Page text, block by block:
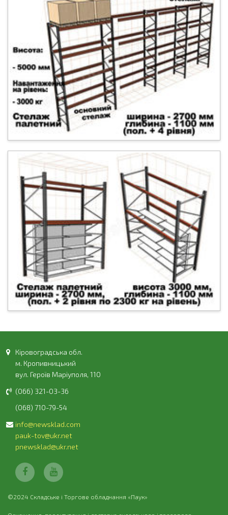
Кіровоградська обл.
м. Кропивницький
вул. Героїв Маріуполя, 110
(066) 321-03-36
(068) 710-79-54
info@newsklad.com
pauk-tov@ukr.net
pnewsklad@ukr.net
©2024 Складське і Торгове обладнання «Паук»